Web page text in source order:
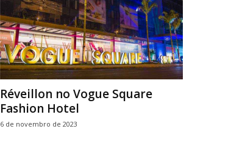
Réveillon no Vogue Square
Fashion Hotel
6 de novembro de 2023